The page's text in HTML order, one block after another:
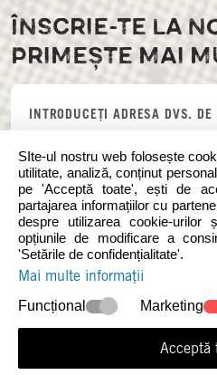
ÎNSCRIE-TE LA
PRIMEȘTE MAI
Urmați-ne pe rețelele de
SIte-ul nostru web folosește
utilitate, analiză, conținut
pe 'Acceptă toate', ești de
partajarea informațiilor cu
despre utilizarea cookie-urilor
opțiunile de modificare a
'Setările de confidențialitate'.
Mai multe informații
Funcțional Marketing
Acceptă